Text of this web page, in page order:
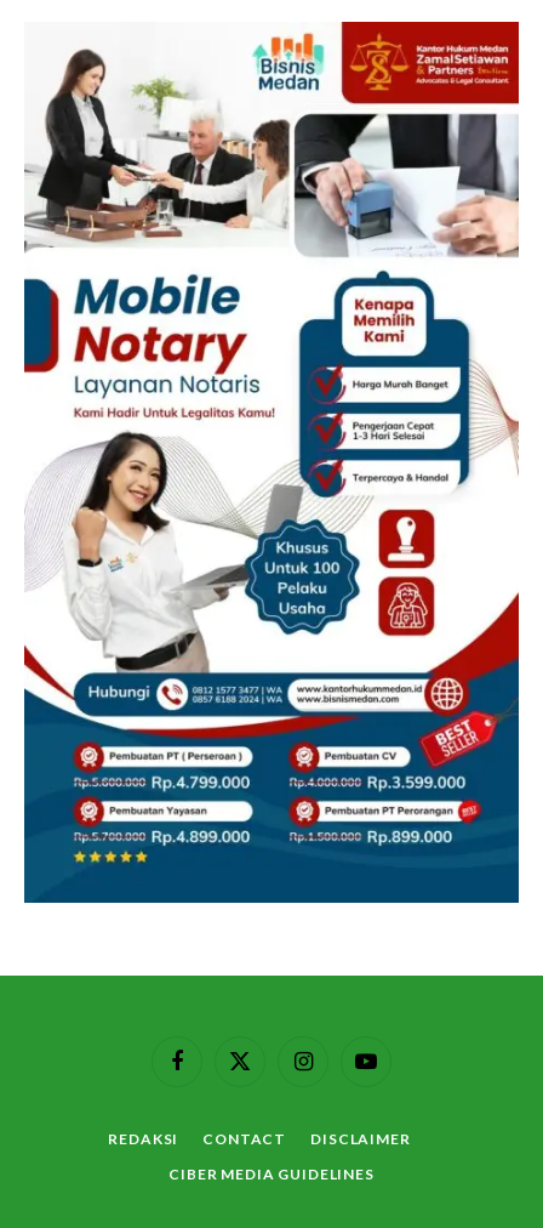
FacebookX
InstagramYouTube
REDAKSI CONTACT
DISCLAIMER
CIBER MEDIA GUIDELINES